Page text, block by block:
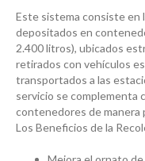
Este sistema consiste en
depositados en
2.400 litros), ubicados
retirados con vehículos
transportados a las
servicio se complementa
contenedores de manera
Los Beneficios de la